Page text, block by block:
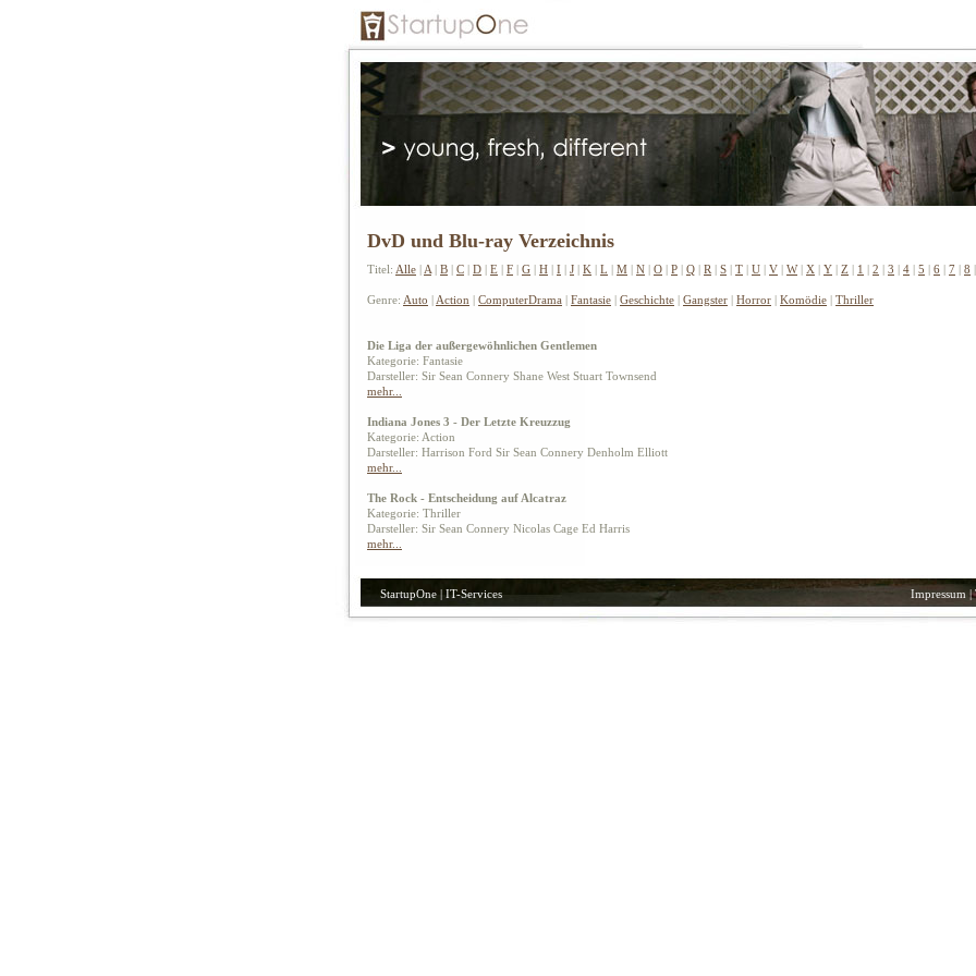
DvD und Blu-ray Verzeichnis
Titel: Alle | A | B | C | D | E | F | G | H | I | J | K | L | M | N | O | P | Q | R | S | T | U | V | W| X | Y | Z | 1 | 2 | 3 | 4 | 5 | 6 | 7 | 8
Genre: Auto | Action | ComputerDrama | Fantasie | Geschichte | Gangster | Horror | Komödie | Thriller
Die Liga der außergewöhnlichen Gentlemen
Kategorie: Fantasie
Darsteller: Sir Sean Connery Shane West Stuart Townsend
mehr...
Indiana Jones 3 - Der Letzte Kreuzzug
Kategorie: Action
Darsteller: Harrison Ford Sir Sean Connery Denholm Elliott
mehr...
The Rock - Entscheidung auf Alcatraz
Kategorie: Thriller
Darsteller: Sir Sean Connery Nicolas Cage Ed Harris
mehr...
StartupOne | IT-Services Impressum |